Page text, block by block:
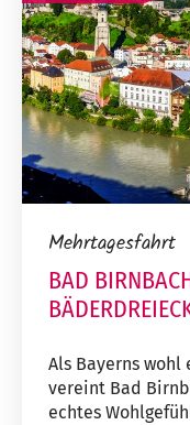
Mehrtagesfahrt
BAD
Als Bayerns
vereint Bad
echtes